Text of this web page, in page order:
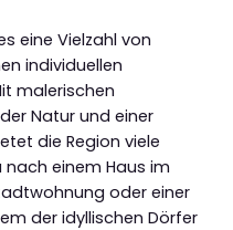
eine Vielzahl von
individuellen
malerischen
Natur und einer
die Region viele
einem Haus im
oder einer
der idyllischen Dörfer